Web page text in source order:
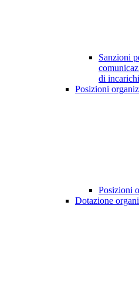
Sanzioni
di
Posizioni
Posizioni
Dotazione